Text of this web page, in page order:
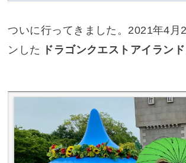
ついに行ってきました。2021年4月
ンした ドラゴンクエストアイランド